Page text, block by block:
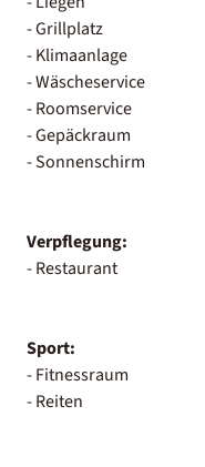
- Grillplatz
- Klimaanlage
- Wäscheservice
- Roomservice
- Gepäckraum
- Sonnenschirm
Verpflegung:
- Restaurant
Sport:
- Fitnessraum
- Reiten